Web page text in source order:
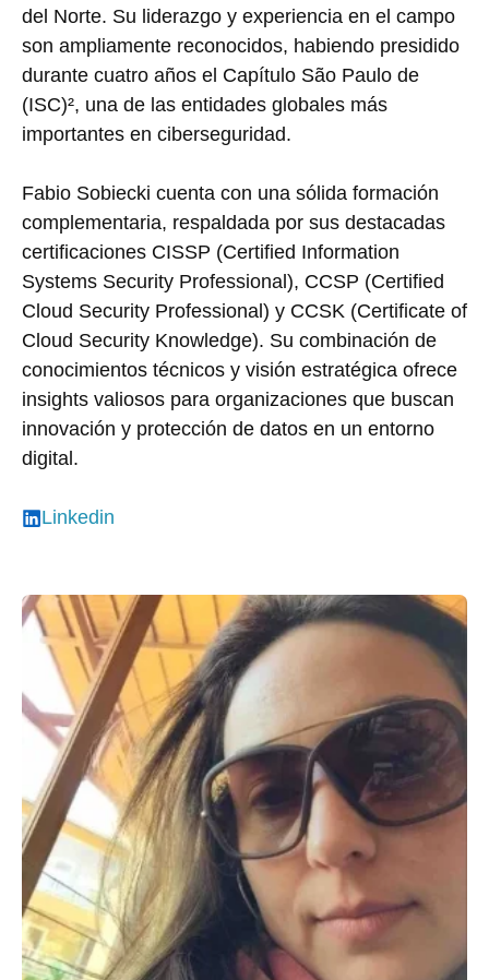
del Norte. Su liderazgo y experiencia en el campo
son ampliamente reconocidos, habiendo presidido
durante cuatro años el Capítulo São Paulo de
(ISC)², una de las entidades globales más
importantes en ciberseguridad.
Fabio Sobiecki cuenta con una sólida formación
complementaria, respaldada por sus destacadas
certificaciones CISSP (Certified Information
Systems Security Professional), CCSP (Certified
Cloud Security Professional) y CCSK (Certificate of
Cloud Security Knowledge). Su combinación de
conocimientos técnicos y visión estratégica ofrece
insights valiosos para organizaciones que buscan
innovación y protección de datos en un entorno
digital.
Linkedin